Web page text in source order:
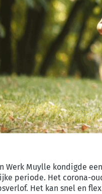
Werk Muylle kondigde
periode. Het corona-
Het kan snel en